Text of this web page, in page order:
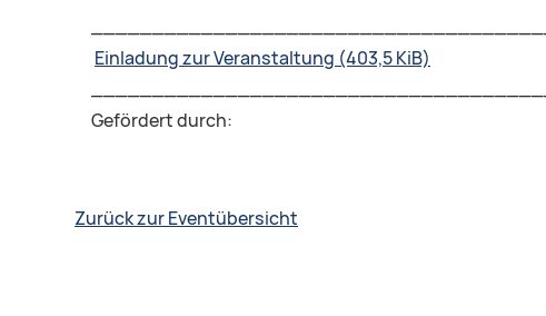
Einladung zur Veranstaltung (403,5 KiB)
Gefördert durch:
Zurück zur Eventübersicht